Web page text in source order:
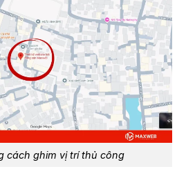
cách ghim vị trí thủ công